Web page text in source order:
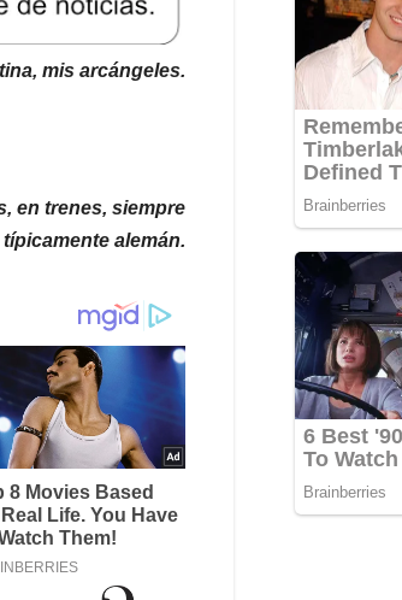
mis arcángeles.
en trenes, siempre
alemán.